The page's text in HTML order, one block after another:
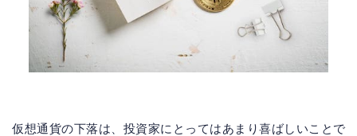
仮想通貨の下落は、投資家にとってはあまり喜ばしいことで